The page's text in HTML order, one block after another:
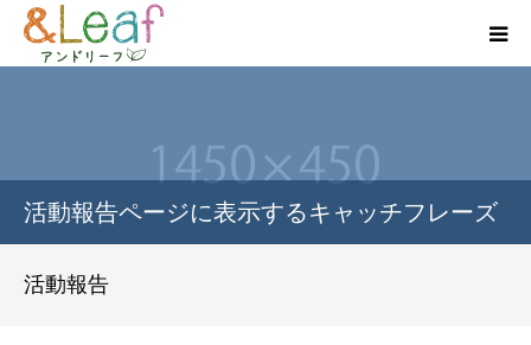
活動報告ページに表示するキャッチフレーズ
活動報告